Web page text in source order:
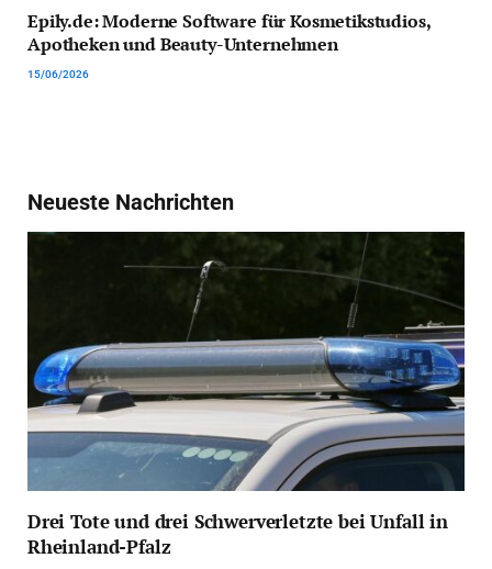
Epily.de: Moderne Software für Kosmetikstudios,
Apotheken und Beauty-Unternehmen
15/06/2026
Neueste Nachrichten
Drei Tote und drei Schwerverletzte bei Unfall in
Rheinland-Pfalz